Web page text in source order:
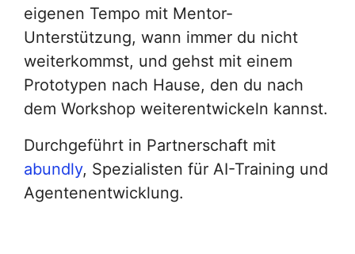
eigenen Tempo mit Mentor-
Unterstützung, wann immer du nicht
weiterkommst, und gehst mit einem
Prototypen nach Hause, den du nach
dem Workshop weiterentwickeln kannst.
Durchgeführt in Partnerschaft mit
abundly, Spezialisten für AI-Training und
Agentenentwicklung.